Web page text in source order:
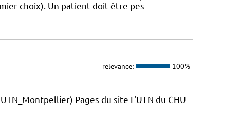
choix). Un patient doit être pes
relevance: 100%
Pages du site L'UTN du CHU